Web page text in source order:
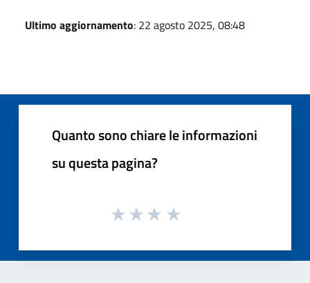
Ultimo aggiornamento: 22 agosto 2025, 08:48
Quanto sono chiare le informazioni
su questa pagina?